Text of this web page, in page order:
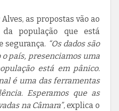
as propostas vão ao
população que está
segurança. “Os dados são
o país, presenciamos uma
está em pânico.
é uma das ferramentas
Esperamos que as
na Câmara”, explica o